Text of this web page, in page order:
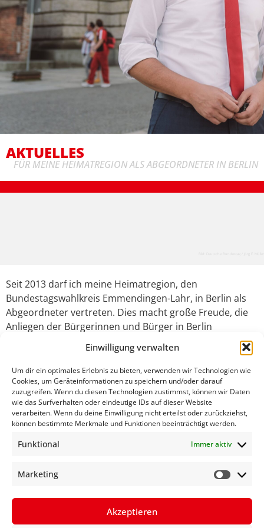
Einwilligung verwalten
Um dir ein optimales Erlebnis zu bieten, verwenden wir Technologien wie
Cookies, um Geräteinformationen zu speichern und/oder darauf
zuzugreifen. Wenn du diesen Technologien zustimmst, können wir Daten
wie das Surfverhalten oder eindeutige IDs auf dieser Website
verarbeiten. Wenn du deine Einwilligung nicht erteilst oder zurückziehst,
können bestimmte Merkmale und Funktionen beeinträchtigt werden.
Funktional Immer aktiv
Marketing
Akzeptieren
AKTUELLES
FÜR MEINE HEIMATREGION ALS ABGEORDNETER IN BERLIN
Seit 2013 darf ich meine Heimatregion, den
Bundestagswahlkreis Emmendingen-Lahr, in Berlin als
Abgeordneter vertreten. Dies macht große Freude, die
Anliegen der Bürgerinnen und Bürger in Berlin
vorzubringen und umzusetzen. Deshalb bin ich auch viel
im Wahlkreis unterwegs, einen kleinen Einblick geben
hier meine aktuellen Pressemitteilungen über mein
Engagement im Wahlkreis:
ZU GAST BEI TV.BERLIN
MEHR ERFAHREN »
3. Februar 2015